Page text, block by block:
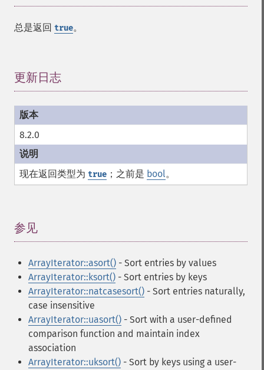
总是返回 true。
更新日志
8.2.0
现在返回类型为 true ；之前是 bool。
参见
ArrayIterator::asort() - Sort entries by values
ArrayIterator::ksort() - Sort entries by keys
ArrayIterator::natcasesort() - Sort entries naturally,
case insensitive
ArrayIterator::uasort() - Sort with a user-defined
comparison function and maintain index
association
ArrayIterator::uksort() - Sort by keys using a user-